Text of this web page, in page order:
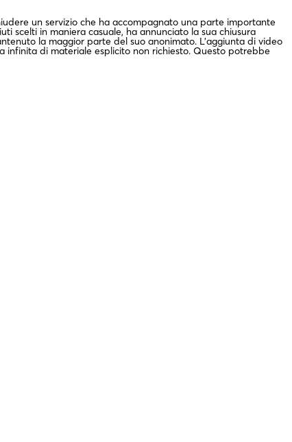
un servizio che ha accompagnato una parte importante
scelti in maniera casuale, ha annunciato la sua chiusura
la maggior parte del suo anonimato. L’aggiunta di video
infinita di materiale esplicito non richiesto. Questo potrebbe